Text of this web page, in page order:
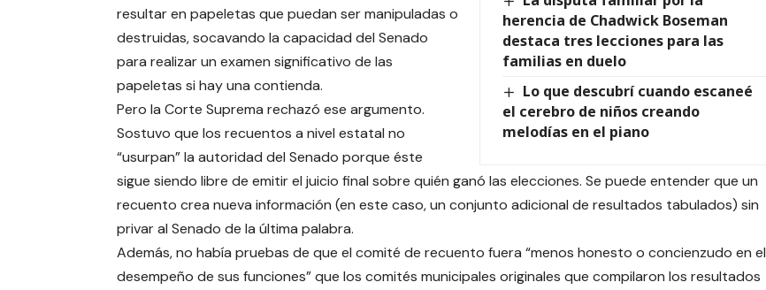
herencia de Chadwick Boseman
destaca tres lecciones para las
familias en duelo
Lo que descubrí cuando escaneé
el cerebro de niños creando
melodías en el piano
resultar en papeletas que puedan ser manipuladas o
destruidas, socavando la capacidad del Senado
para realizar un examen significativo de las
papeletas si hay una contienda.
Pero la Corte Suprema rechazó ese argumento.
Sostuvo que los recuentos a nivel estatal no
“usurpan” la autoridad del Senado porque éste
sigue siendo libre de emitir el juicio final sobre quién ganó las elecciones. Se puede entender que un
recuento crea nueva información (en este caso, un conjunto adicional de resultados tabulados) sin
privar al Senado de la última palabra.
Además, no había pruebas de que el comité de recuento fuera “menos honesto o concienzudo en el
desempeño de sus funciones” que los comités municipales originales que compilaron los resultados